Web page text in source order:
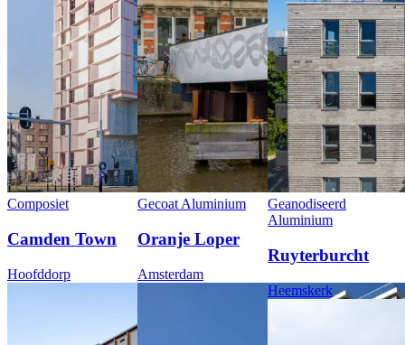
Composiet
Camden Town
Hoofddorp
Gecoat Aluminium
Oranje Loper
Amsterdam
Geanodiseerd
Aluminium
Ruyterburcht
Heemskerk